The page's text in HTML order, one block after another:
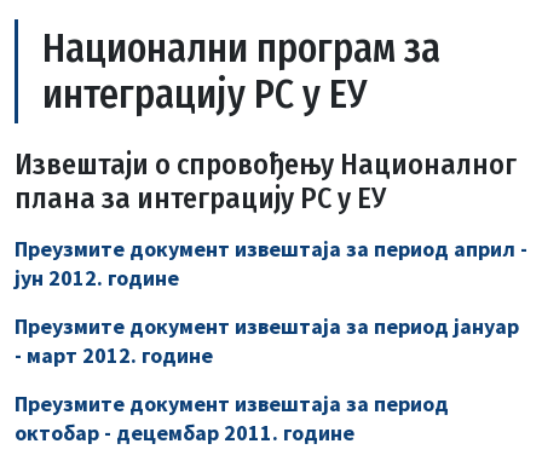
Национални програм за
интеграцију РС у ЕУ
Извештаји о спровођењу Националног
плана за интеграцију РС у ЕУ
Преузмите документ извештаја за период април -
јун 2012. године
Преузмите документ извештаја за период јануар
- март 2012. године
Преузмите документ извештаја за период
октобар - децембар 2011. године